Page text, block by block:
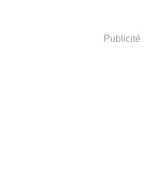
Publicité